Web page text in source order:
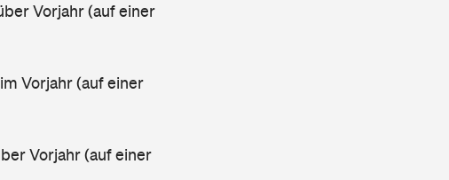
Vorjahr (auf einer
Vorjahr (auf einer
Vorjahr (auf einer